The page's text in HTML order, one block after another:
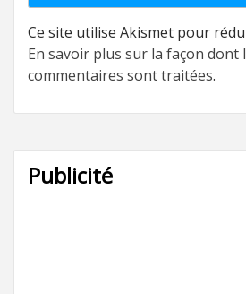
Ce site utilise Akismet pour
En savoir plus sur la façon dont
commentaires sont traitées.
Publicité